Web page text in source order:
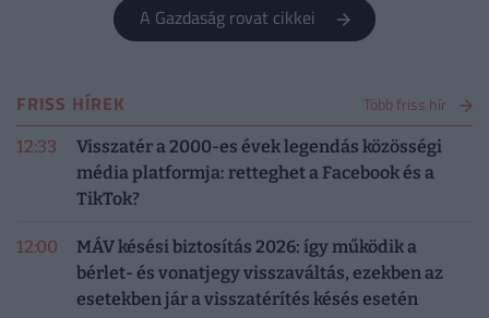
A Gazdaság rovat cikkei
FRISS HÍREK Több friss hír
12:33
Visszatér a 2000-es évek legendás közösségi
média platformja: retteghet a Facebook és a
TikTok?
12:00
MÁV késési biztosítás 2026: így működik a
bérlet- és vonatjegy visszaváltás, ezekben az
esetekben jár a visszatérítés késés esetén